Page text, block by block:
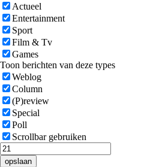
Actueel
Entertainment
Sport
Film & Tv
Games
Toon berichten van deze types
Weblog
Column
(P)review
Special
Poll
Scrollbar gebruiken
opslaan